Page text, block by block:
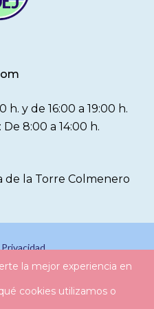
h. y de 16:00 a 19:00 h.
8:00 a 14:00 h.
de la Torre Colmenero
Cookies
la mejor experiencia en
cookies utilizamos o